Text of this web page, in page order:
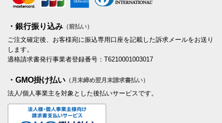
・銀行振り込み （前払い）
ご注文確定後、お客様宛に振込専用口座を記載した訴求メールをお送り
します。
適格請求書発行事業者登録番号：T6210001003017
・GMO掛け払い （月末締め翌月末請求書払い）
法人/個人事業主を対象とした後払いサービスです。